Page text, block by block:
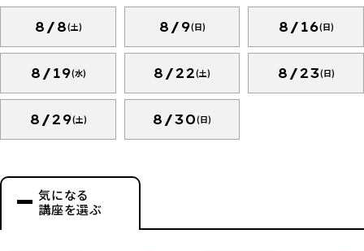
8/8(土) 8/9(日) 8/16(日)
8/19(水) 8/22(土) 8/23(日)
8/29(土) 8/30(日)
気になる
講座を選ぶ